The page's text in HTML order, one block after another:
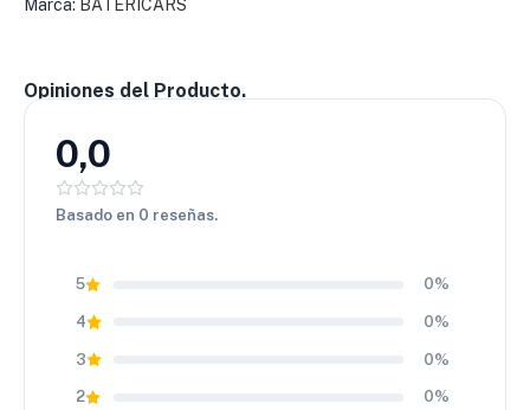
Marca: BATERICARS
Opiniones del Producto.
0,0
Basado en 0 reseñas.
5 0%
4 0%
3 0%
2 0%